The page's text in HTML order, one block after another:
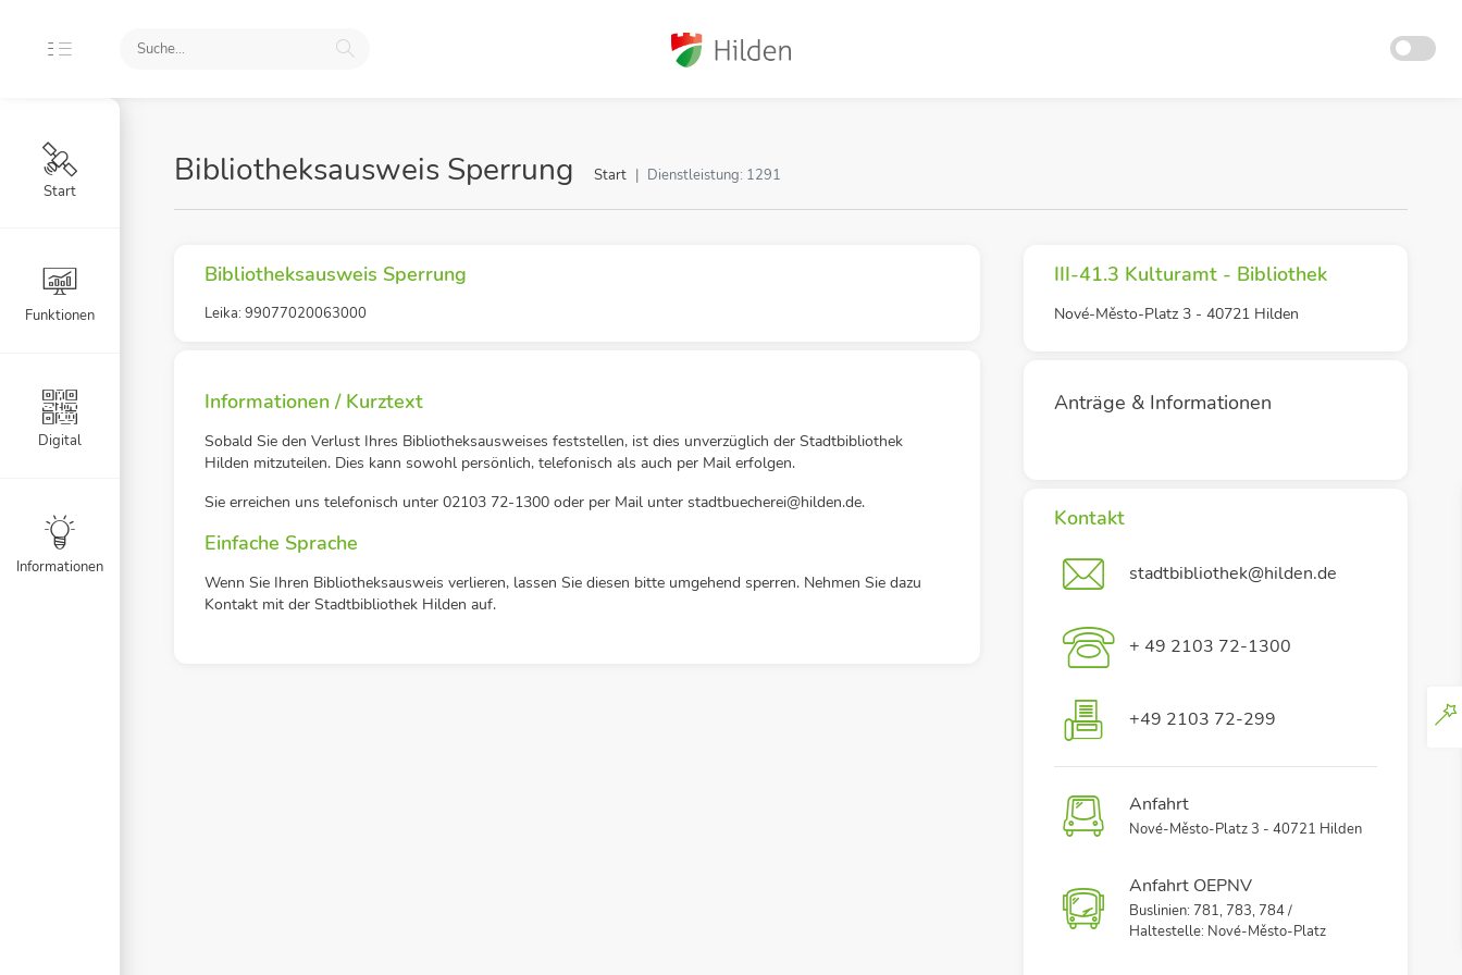
Start
Funktionen
Digital
Informationen
Bibliotheksausweis Sperrung Start Dienstleistung: 1291
Bibliotheksausweis Sperrung
Leika: 99077020063000
Informationen / Kurztext
Sobald Sie den Verlust Ihres Bibliotheksausweises feststellen, ist dies unverzüglich der Stadtbibliothek
Hilden mitzuteilen. Dies kann sowohl persönlich, telefonisch als auch per Mail erfolgen.
Sie erreichen uns telefonisch unter 02103 72-1300 oder per Mail unter stadtbuecherei@hilden.de.
Einfache Sprache
Wenn Sie Ihren Bibliotheksausweis verlieren, lassen Sie diesen bitte umgehend sperren. Nehmen Sie dazu
Kontakt mit der Stadtbibliothek Hilden auf.
III-41.3 Kulturamt - Bibliothek
Nové-Město-Platz 3 - 40721 Hilden
Anträge & Informationen
Kontakt
stadtbibliothek@hilden.de
+ 49 2103 72-1300
+49 2103 72-299
Anfahrt
Nové-Město-Platz 3 - 40721 Hilden
Anfahrt OEPNV
Buslinien: 781, 783, 784 /
Haltestelle: Nové-Město-Platz